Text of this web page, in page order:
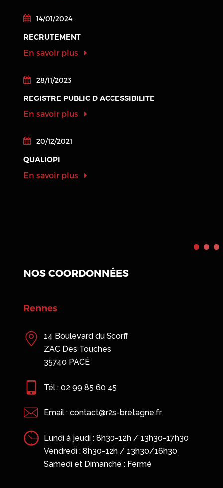
14/01/2024
RECRUTEMENT
En savoir plus
28/11/2023
REGISTRE PUBLIC D ACCESSIBILITE
En savoir plus
20/12/2021
QUALIOPI
En savoir plus
NOS COORDONNÉES